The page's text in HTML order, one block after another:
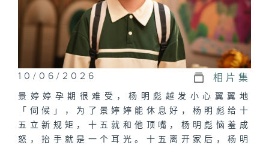
10/06/2026 相片集
景婷婷孕期很难受，杨明彪越发小心翼翼地
「伺候」，为了景婷婷能休息好，杨明彪给十
五立新规矩，十五就和他顶嘴，杨明彪恼羞成
怒，抬手就是一个耳光。十五离开家后，杨明